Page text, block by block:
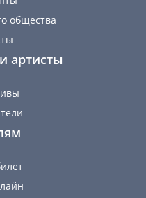
общества
артисты